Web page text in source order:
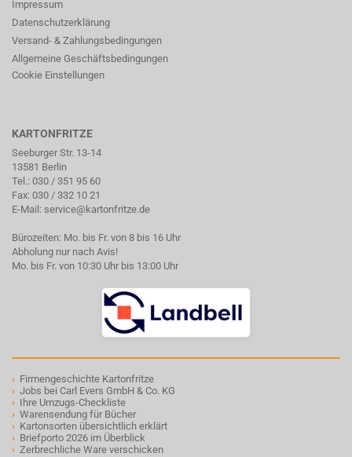
Impressum
Datenschutzerklärung
Versand- & Zahlungsbedingungen
Allgemeine Geschäftsbedingungen
Cookie Einstellungen
KARTONFRITZE
Seeburger Str. 13-14
13581 Berlin
Tel.: 030 / 351 95 60
Fax: 030 / 332 10 21
E-Mail: service@kartonfritze.de
Bürozeiten: Mo. bis Fr. von 8 bis 16 Uhr
Abholung nur nach Avis!
Mo. bis Fr. von 10:30 Uhr bis 13:00 Uhr
› Firmengeschichte Kartonfritze
› Jobs bei Carl Evers GmbH & Co. KG
› Ihre Umzugs-Checkliste
› Warensendung für Bücher
› Kartonsorten übersichtlich erklärt
› Briefporto 2026 im Überblick
› Zerbrechliche Ware verschicken